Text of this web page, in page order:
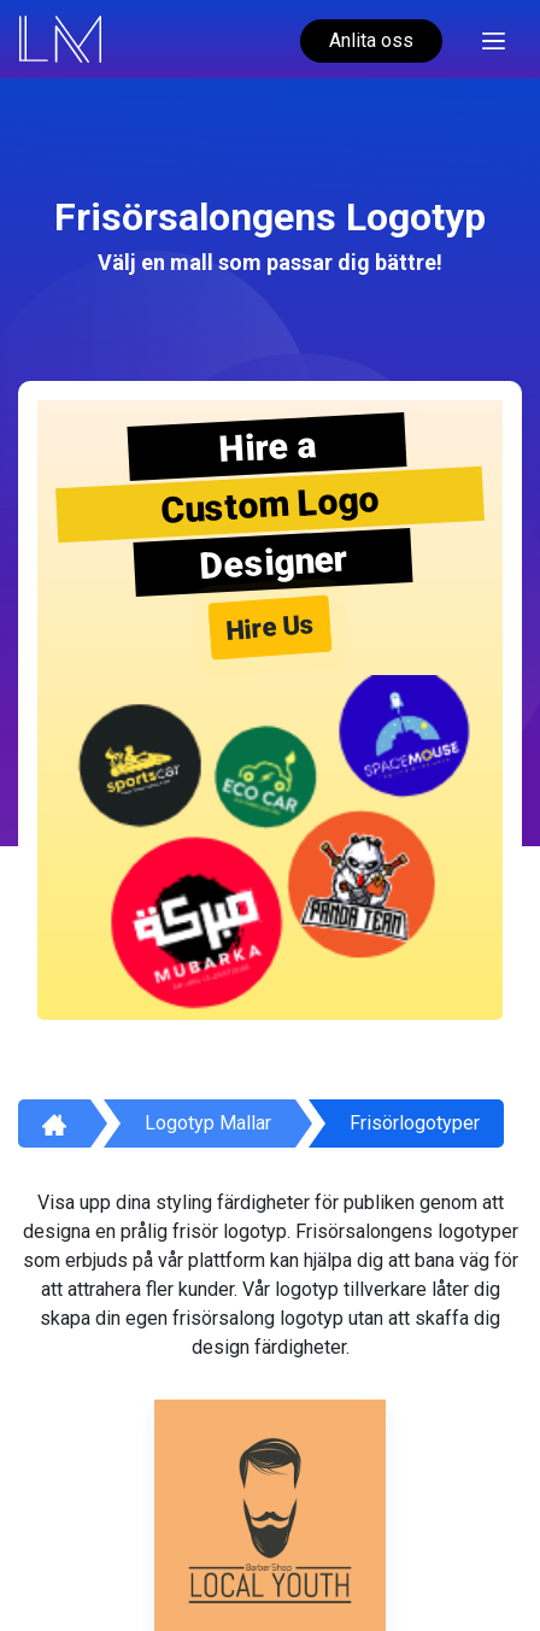
Anlita oss
Frisörsalongens Logotyp
Välj en mall som passar dig bättre!
Hire a
Custom Logo
Designer
Hire Us
Logotyp Mallar Frisörlogotyper
Visa upp dina styling färdigheter för publiken genom att
designa en prålig frisör logotyp. Frisörsalongens logotyper
som erbjuds på vår plattform kan hjälpa dig att bana väg för
att attrahera fler kunder. Vår logotyp tillverkare låter dig
skapa din egen frisörsalong logotyp utan att skaffa dig
design färdigheter.